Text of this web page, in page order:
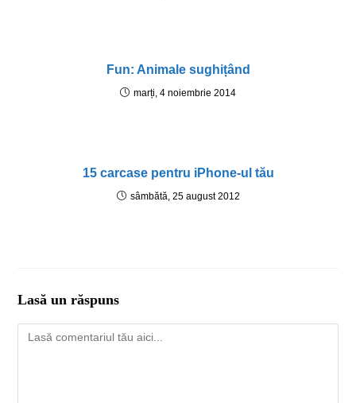
Fun: Animale sughițând
marți, 4 noiembrie 2014
15 carcase pentru iPhone-ul tău
sâmbătă, 25 august 2012
Lasă un răspuns